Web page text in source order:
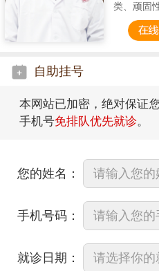
类、顽固
自助挂号
本网站已加密，绝对保证
手机号免排队优先就诊。
您的姓名：
手机号码：
就诊日期：